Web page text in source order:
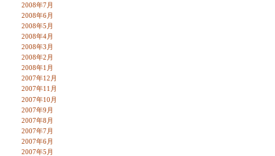
2008年7月
2008年6月
2008年5月
2008年4月
2008年3月
2008年2月
2008年1月
2007年12月
2007年11月
2007年10月
2007年9月
2007年8月
2007年7月
2007年6月
2007年5月